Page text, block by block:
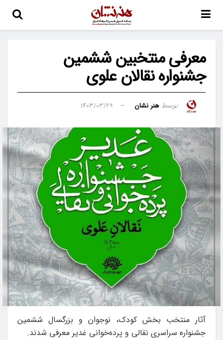
معرفی منتخبین ششمین
جشنواره نقالان علوی
توسط هنر نشان ۱۴۰۳/۰۳/۲۹
آثار منتخب بخش کودک، نوجوان و بزرگسال ششمین
جشنواره سراسری نقالی و پرده‌خوانی غدیر معرفی شدند.